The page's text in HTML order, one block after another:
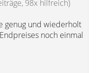
98x hilfreich)
genug und wiederholt
noch einmal